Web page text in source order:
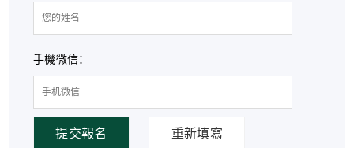
手機微信：
提交報名 重新填寫